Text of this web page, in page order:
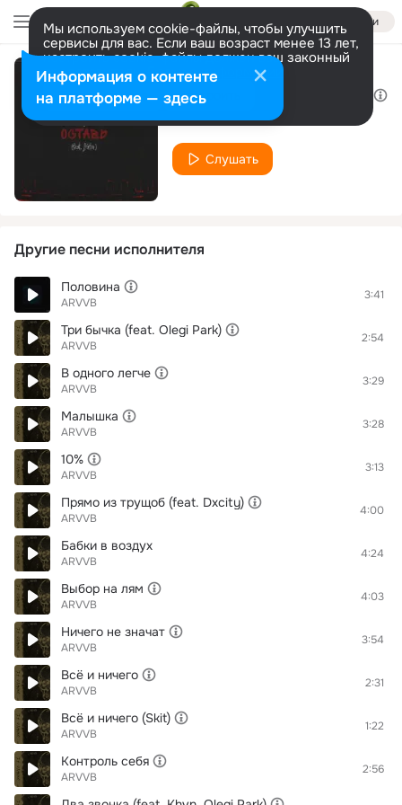
Войти
Мы используем cookie-файлы, чтобы улучшить
сервисы для вас. Если ваш возраст менее 13 лет,
настроить cookie-файлы должен ваш законный
представитель. Больше информации
Разрешить все Настроить
ARVVB
Слушать
Другие песни исполнителя
Половина
ARVVB
3:41
Три бычка (feat. Olegi Park)
ARVVB
2:54
В одного легче
ARVVB
3:29
Малышка
ARVVB
3:28
10%
ARVVB
3:13
Прямо из трущоб (feat. Dxcity)
ARVVB
4:00
Бабки в воздух
ARVVB
4:24
Выбор на лям
ARVVB
4:03
Ничего не значат
ARVVB
3:54
Всё и ничего
ARVVB
2:31
Всё и ничего (Skit)
ARVVB
1:22
Контроль себя
ARVVB
2:56
Информация о контенте
на платформе — здесь